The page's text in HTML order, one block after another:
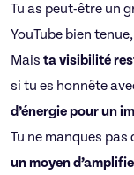
Tu as peut-être un
YouTube bien
Mais ta visibilité
si tu es honnête
d’énergie pour un
Tu ne manques pas
un moyen